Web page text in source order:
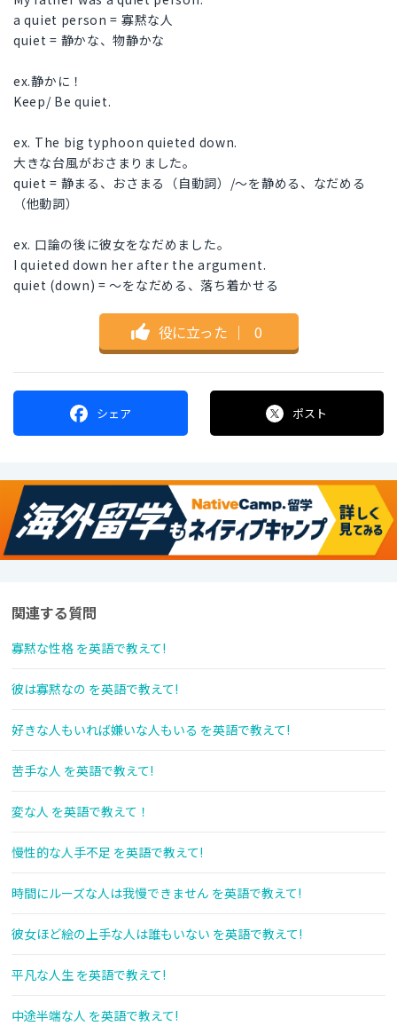
a quiet person = 寡黙な人
quiet = 静かな、物静かな
ex.静かに！
Keep/ Be quiet.
ex. The big typhoon quieted down.
大きな台風がおさまりました。
quiet = 静まる、おさまる（自動詞）/～を静める、なだめる
（他動詞）
ex. 口論の後に彼女をなだめました。
I quieted down her after the argument.
quiet (down) = ～をなだめる、落ち着かせる
役に立った ｜ 0
シェア ポスト
関連する質問
寡黙な性格 を英語で教えて!
彼は寡黙なの を英語で教えて!
好きな人もいれば嫌いな人もいる を英語で教えて!
苦手な人 を英語で教えて!
変な人 を英語で教えて！
慢性的な人手不足 を英語で教えて!
時間にルーズな人は我慢できません を英語で教えて!
彼女ほど絵の上手な人は誰もいない を英語で教えて!
平凡な人生 を英語で教えて!
中途半端な人 を英語で教えて!